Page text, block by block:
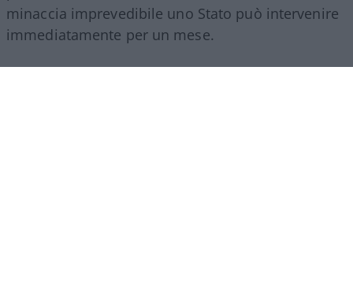
minaccia imprevedibile uno Stato può intervenire
immediatamente per un mese.